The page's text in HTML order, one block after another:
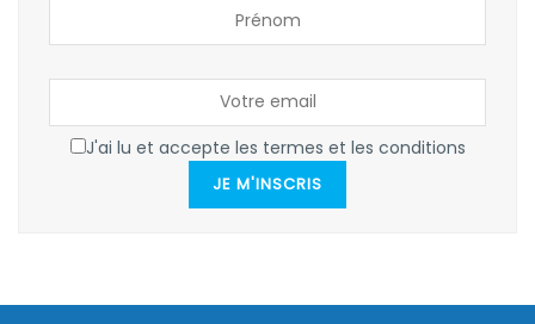
J'ai lu et accepte les termes et les conditions
JE M'INSCRIS